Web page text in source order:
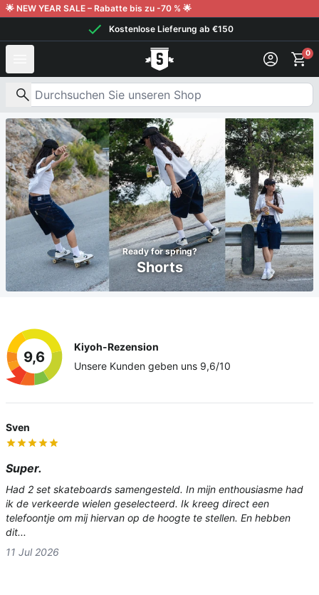
Weiter zum Inhalt
🌟 NEW YEAR SALE – Rabatte bis zu -70 % 🌟
Kostenlose Lieferung ab €150
0
Nach Produkten suchen
Ready for spring?
Shorts
9,6
Kiyoh-Rezension
Unsere Kunden geben uns 9,6/10
Sven
Super.
Had 2 set skateboards samengesteld. In mijn enthousiasme had
ik de verkeerde wielen geselecteerd. Ik kreeg direct een
telefoontje om mij hiervan op de hoogte te stellen. En hebben
dit...
11 Jul 2026
Guy Stassen
top service
mooie kwaliteit en juiste pasvorm
29 Jun 2026